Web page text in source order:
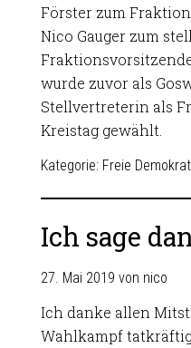
Förster zum
Nico Gauger zum
wurde zuvor als
Stellvertreterin als
Kreistag gewählt.
Kategorie: Freie
Ich sage
27. Mai 2019 von nico
Ich danke allen
Wahlkampf